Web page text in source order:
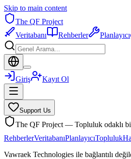
Skip to main content
The QF Project
Veritabanı
Rehberler Planlayıcı
Giriş Kayıt Ol
Support Us
The QF Project — Topluluk odaklı
RehberlerVeritabanıPlanlayıcıTopluluk
Vawraek Technologies ile bağlantılı